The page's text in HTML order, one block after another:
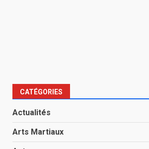
CATÉGORIES
Actualités
Arts Martiaux